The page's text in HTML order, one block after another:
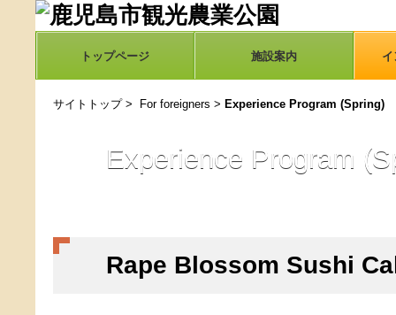
トップページ 施設案内
サイトトップ> For foreigners > Experience Program (Spring)
Experience Program
Rape Blossom Sushi